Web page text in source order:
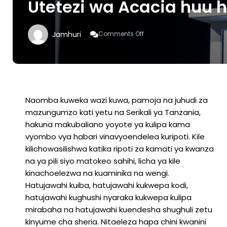
Utetezi wa Acacia huu
Jamhuri Comments Off
Naomba kuweka wazi kuwa, pamoja na juhudi za
mazungumzo kati yetu na Serikali ya Tanzania,
hakuna makubaliano yoyote ya kulipa kama
vyombo vya habari vinavyoendelea kuripoti. Kile
kilichowasilishwa katika ripoti za kamati ya kwanza
na ya pili siyo matokeo sahihi, licha ya kile
kinachoelezwa na kuaminika na wengi.
Hatujawahi kuiba, hatujawahi kukwepa kodi,
hatujawahi kughushi nyaraka kukwepa kulipa
mirabaha na hatujawahi kuendesha shughuli zetu
kinyume cha sheria. Nitaeleza hapa chini kwanini